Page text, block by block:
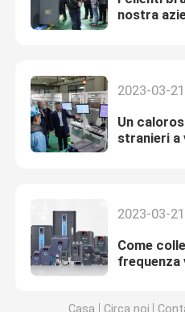
nostra
2023-03-21
Un
stranieri a
2023-03-21
Come
frequenza
Casa Circa noi